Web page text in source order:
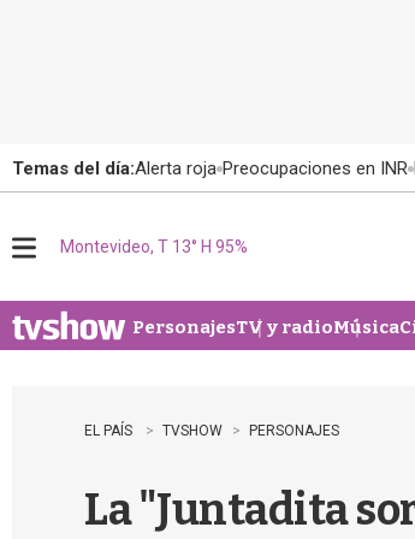
Temas del día:Alerta roja Preocupaciones en INR
u
Montevideo, T 13° H 95%
PersonajesTV y radioMúsica
EL PAÍS TVSHOW PERSONAJES
La "Juntadita